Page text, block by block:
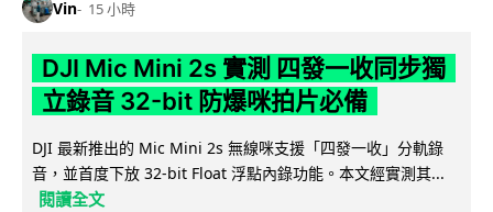
Vin 15 小時
DJI Mic Mini 2s 實測 四發一收同步獨
立錄音 32-bit 防爆咪拍片必備
DJI 最新推出的 Mic Mini 2s 無線咪支援「四發一收」分軌錄
音，並首度下放 32-bit Float 浮點內錄功能。本文經實測其...
閱讀全文